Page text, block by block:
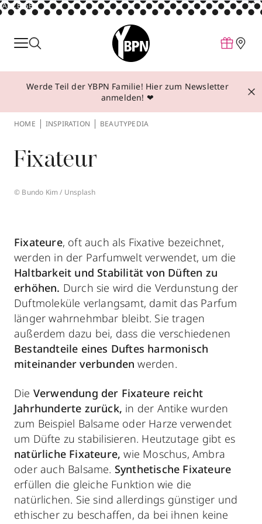
ANZEIGE
Parfum
Make-up
Behandlungen
Über YBPN
Aktionen
Werde Teil der YBPN Familie! Hier zum Newsletter
anmelden! ❤
HOME INSPIRATION BEAUTYPEDIA
Fixateur
© Bundo Kim / Unsplash
Fixateure, oft auch als Fixative bezeichnet,
werden in der Parfumwelt verwendet, um die
Haltbarkeit und Stabilität von Düften zu
erhöhen. Durch sie wird die Verdunstung der
Duftmoleküle verlangsamt, damit das Parfum
länger wahrnehmbar bleibt. Sie tragen
außerdem dazu bei, dass die verschiedenen
Bestandteile eines Duftes harmonisch
miteinander verbunden werden.
Die Verwendung der Fixateure reicht
Jahrhunderte zurück, in der Antike wurden
zum Beispiel Balsame oder Harze verwendet
um Düfte zu stabilisieren. Heutzutage gibt es
natürliche Fixateure, wie Moschus, Ambra
oder auch Balsame. Synthetische Fixateure
erfüllen die gleiche Funktion wie die
natürlichen. Sie sind allerdings günstiger und
ethischer zu beschaffen, da bei ihnen keine